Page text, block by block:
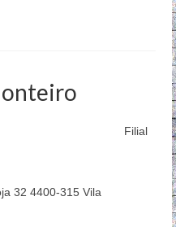
32 4400-315 Vila
Filial